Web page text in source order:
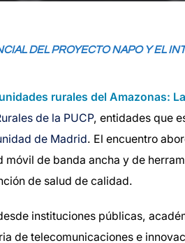
DEL PROYECTO NAPO Y EL
rurales del Amazonas:
de la PUCP, entidades que
de Madrid. El encuentro
de banda ancha y de
de salud de calidad.
instituciones públicas,
de telecomunicaciones e